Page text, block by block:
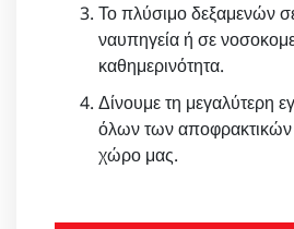
Το πλύσιμο δεξαμενών
ναυπηγεία ή σε
καθημερινότητα.
Δίνουμε τη μεγαλύτερη
όλων των αποφρακτικών
χώρο μας.